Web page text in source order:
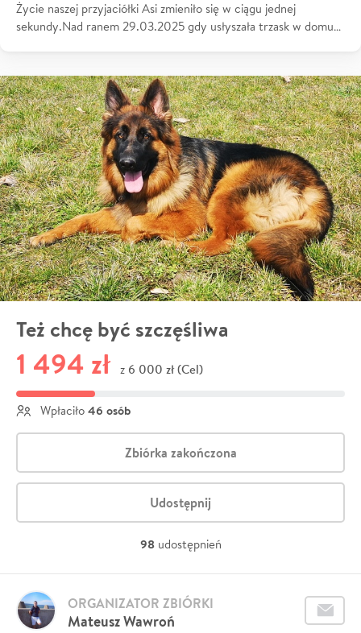
Życie naszej przyjaciółki Asi zmieniło się w ciągu jednej
sekundy.Nad ranem 29.03.2025 gdy usłyszała trzask w domu…
Też chcę być szczęśliwa
1 494 zł z 6 000 zł (Cel)
Wpłaciło 46 osób
Zbiórka zakończona
Udostępnij
98 udostępnień
Mateusz Wawroń
ORGANIZATOR ZBIÓRKI